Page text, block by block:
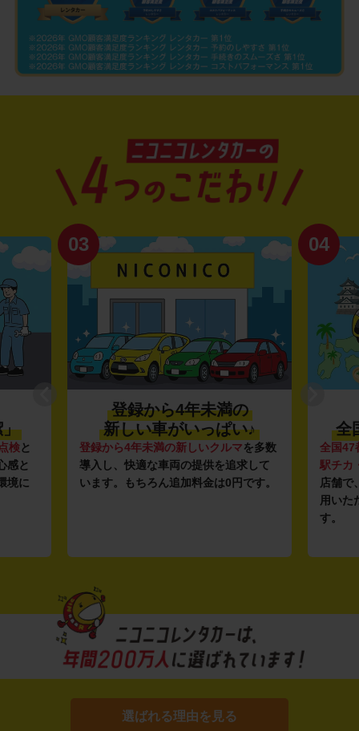
」
検と
感と
境に
03
登録から4年未満の
新しい車がいっぱい♪
登録から4年未満の新しいクルマを多数
導入し、快適な車両の提供を追求して
います。もちろん追加料金は0円です。
04
全
全国47
駅チカ
店舗で
用いた
す。
選ばれる理由を見る